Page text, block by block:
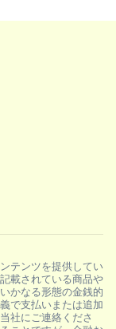
テンツを提供してい
載されている商品や
かなる形態の金銭的
で支払いまたは追加
社にご連絡くださ